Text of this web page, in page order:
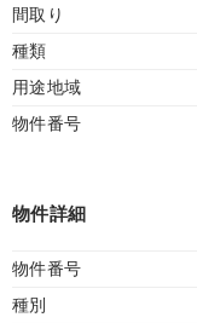
間取り
種類
用途地域
物件番号
物件詳細
物件番号
種別